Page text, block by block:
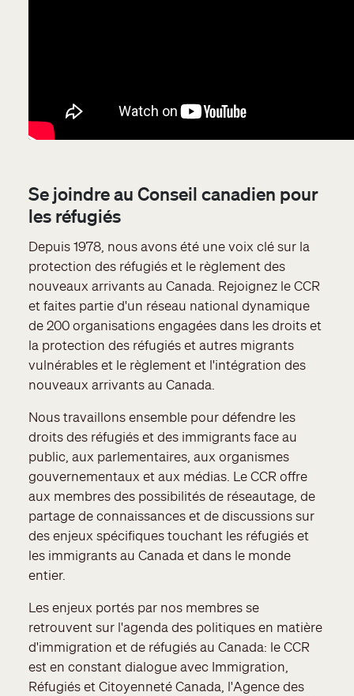
Se joindre au Conseil canadien pour
les réfugiés
Depuis 1978, nous avons été une voix clé sur la
protection des réfugiés et le règlement des
nouveaux arrivants au Canada. Rejoignez le CCR
et faites partie d'un réseau national dynamique
de 200 organisations engagées dans les droits et
la protection des réfugiés et autres migrants
vulnérables et le règlement et l'intégration des
nouveaux arrivants au Canada.
Nous travaillons ensemble pour défendre les
droits des réfugiés et des immigrants face au
public, aux parlementaires, aux organismes
gouvernementaux et aux médias. Le CCR offre
aux membres des possibilités de réseautage, de
partage de connaissances et de discussions sur
des enjeux spécifiques touchant les réfugiés et
les immigrants au Canada et dans le monde
entier.
Les enjeux portés par nos membres se
retrouvent sur l'agenda des politiques en matière
d'immigration et de réfugiés au Canada: le CCR
est en constant dialogue avec Immigration,
Réfugiés et Citoyenneté Canada, l'Agence des